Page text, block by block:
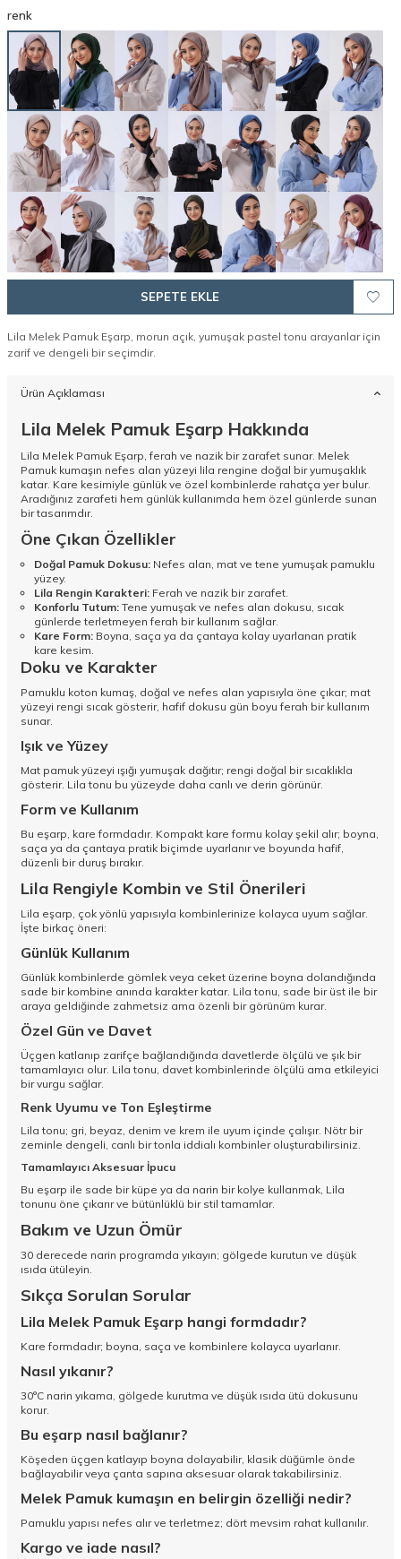
renk
SEPETE EKLE
Lila Melek Pamuk Eşarp, morun açık, yumuşak pastel tonu arayanlar için
zarif ve dengeli bir seçimdir.
Ürün Açıklaması
Lila Melek Pamuk Eşarp Hakkında
Lila Melek Pamuk Eşarp, ferah ve nazik bir zarafet sunar. Melek
Pamuk kumaşın nefes alan yüzeyi lila rengine doğal bir yumuşaklık
katar. Kare kesimiyle günlük ve özel kombinlerde rahatça yer bulur.
Aradığınız zarafeti hem günlük kullanımda hem özel günlerde sunan
bir tasarımdır.
Öne Çıkan Özellikler
Doğal Pamuk Dokusu: Nefes alan, mat ve tene yumuşak pamuklu
yüzey.
Lila Rengin Karakteri: Ferah ve nazik bir zarafet.
Konforlu Tutum: Tene yumuşak ve nefes alan dokusu, sıcak
günlerde terletmeyen ferah bir kullanım sağlar.
Kare Form: Boyna, saça ya da çantaya kolay uyarlanan pratik
kare kesim.
Doku ve Karakter
Pamuklu koton kumaş, doğal ve nefes alan yapısıyla öne çıkar; mat
yüzeyi rengi sıcak gösterir, hafif dokusu gün boyu ferah bir kullanım
sunar.
Işık ve Yüzey
Mat pamuk yüzeyi ışığı yumuşak dağıtır; rengi doğal bir sıcaklıkla
gösterir. Lila tonu bu yüzeyde daha canlı ve derin görünür.
Form ve Kullanım
Bu eşarp, kare formdadır. Kompakt kare formu kolay şekil alır; boyna,
saça ya da çantaya pratik biçimde uyarlanır ve boyunda hafif,
düzenli bir duruş bırakır.
Lila Rengiyle Kombin ve Stil Önerileri
Lila eşarp, çok yönlü yapısıyla kombinlerinize kolayca uyum sağlar.
İşte birkaç öneri:
Günlük Kullanım
Günlük kombinlerde gömlek veya ceket üzerine boyna dolandığında
sade bir kombine anında karakter katar. Lila tonu, sade bir üst ile bir
araya geldiğinde zahmetsiz ama özenli bir görünüm kurar.
Özel Gün ve Davet
Üçgen katlanıp zarifçe bağlandığında davetlerde ölçülü ve şık bir
tamamlayıcı olur. Lila tonu, davet kombinlerinde ölçülü ama etkileyici
bir vurgu sağlar.
Renk Uyumu ve Ton Eşleştirme
Lila tonu; gri, beyaz, denim ve krem ile uyum içinde çalışır. Nötr bir
zeminle dengeli, canlı bir tonla iddialı kombinler oluşturabilirsiniz.
Tamamlayıcı Aksesuar İpucu
Bu eşarp ile sade bir küpe ya da narin bir kolye kullanmak, Lila
tonunu öne çıkarır ve bütünlüklü bir stil tamamlar.
Bakım ve Uzun Ömür
30 derecede narin programda yıkayın; gölgede kurutun ve düşük
ısıda ütüleyin.
Sıkça Sorulan Sorular
Lila Melek Pamuk Eşarp hangi formdadır?
Kare formdadır; boyna, saça ve kombinlere kolayca uyarlanır.
Nasıl yıkanır?
30°C narin yıkama, gölgede kurutma ve düşük ısıda ütü dokusunu
korur.
Bu eşarp nasıl bağlanır?
Köşeden üçgen katlayıp boyna dolayabilir, klasik düğümle önde
bağlayabilir veya çanta sapına aksesuar olarak takabilirsiniz.
Melek Pamuk kumaşın en belirgin özelliği nedir?
Pamuklu yapısı nefes alır ve terletmez; dört mevsim rahat kullanılır.
Kargo ve iade nasıl?